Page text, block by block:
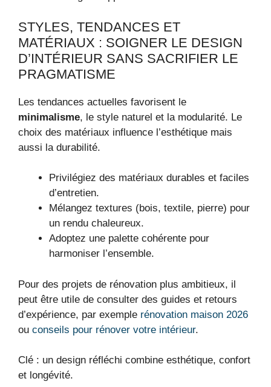
STYLES, TENDANCES ET
MATÉRIAUX : SOIGNER LE DESIGN
D’INTÉRIEUR SANS SACRIFIER LE
PRAGMATISME
Les tendances actuelles favorisent le
minimalisme, le style naturel et la modularité. Le
choix des matériaux influence l’esthétique mais
aussi la durabilité.
Privilégiez des matériaux durables et faciles
d’entretien.
Mélangez textures (bois, textile, pierre) pour
un rendu chaleureux.
Adoptez une palette cohérente pour
harmoniser l’ensemble.
Pour des projets de rénovation plus ambitieux, il
peut être utile de consulter des guides et retours
d’expérience, par exemple rénovation maison 2026
ou conseils pour rénover votre intérieur.
Clé : un design réfléchi combine esthétique, confort
et longévité.